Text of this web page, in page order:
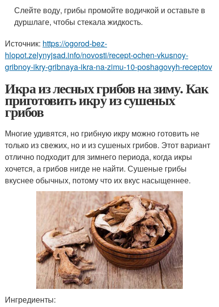
Слейте воду, грибы промойте водичкой и оставьте в
дуршлаге, чтобы стекала жидкость.
Источник: https://ogorod-bez-
hlopot.zelynyjsad.info/novosti/recept-ochen-vkusnoy-
gribnoy-ikry-gribnaya-ikra-na-zimu-10-poshagovyh-receptov
Икра из лесных грибов на зиму. Как
приготовить икру из сушеных
грибов
Многие удивятся, но грибную икру можно готовить не
только из свежих, но и из сушеных грибов. Этот вариант
отлично подходит для зимнего периода, когда икры
хочется, а грибов нигде не найти. Сушеные грибы
вкуснее обычных, потому что их вкус насыщеннее.
Ингредиенты: